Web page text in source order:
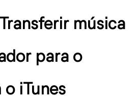
música
para o
o iTunes